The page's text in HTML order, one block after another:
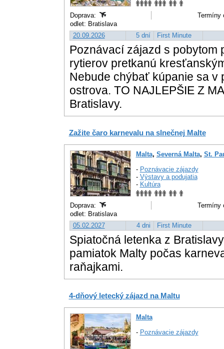
Doprava:
Termíny
odlet: Bratislava
20.09.2026
5 dní First Minute
Poznávací zájazd s pobytom
rytierov pretkanú
Nebude chýbať kúpanie sa v
ostrova. TO NAJLEPŠIE Z
Bratislavy.
Zažite čaro karnevalu na slnečnej Malte
Malta, Severná Malta, St.
- Poznávacie zájazdy
- Výstavy a podujatia
- Kultúra
Doprava:
Termíny
odlet: Bratislava
05.02.2027
4 dni First Minute
Spiatočná letenka z
pamiatok Malty počas
raňajkami.
4-dňový letecký zájazd na Maltu
Malta
- Poznávacie zájazdy